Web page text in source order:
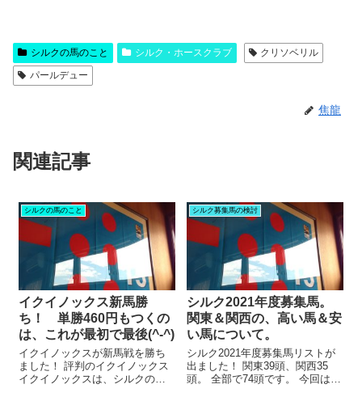
シルクの馬のこと シルク・ホースクラブ
クリソベリル
パールデュー
焦龍
関連記事
シルクの馬のこと
イクイノックス新馬勝
ち！ 単勝460円もつくの
は、これが最初で最後(^-^)
イクイノックスが新馬戦を勝ち
ました！ 評判のイクイノックス
イクイノックスは、シルクの
シルク募集馬の検討
シルク2021年度募集馬。
関東＆関西の、高い馬＆安
い馬について。
シルク2021年度募集馬リストが
出ました！ 関東39頭、関西35
頭。 全部で74頭です。 今回は、